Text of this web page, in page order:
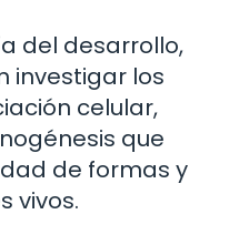
del desarrollo,
investigar los
celular,
que
de formas y
vivos.